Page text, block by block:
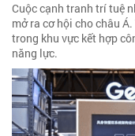
Cuộc cạnh tranh trí tuệ
mở ra cơ hội cho châu
trong khu vực kết hợp
năng lực.